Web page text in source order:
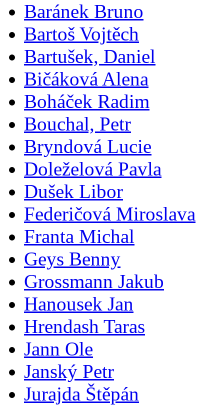
Baránek Bruno
Bartoš Vojtěch
Bartušek, Daniel
Bičáková Alena
Boháček Radim
Bouchal, Petr
Bryndová Lucie
Doleželová Pavla
Dušek Libor
Federičová Miroslava
Franta Michal
Geys Benny
Grossmann Jakub
Hanousek Jan
Hrendash Taras
Jann Ole
Janský Petr
Jurajda Štěpán